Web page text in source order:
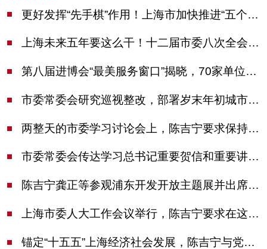
更好发挥“先手棋”作用！上海市加快推进“五个中心”建设领导小组会议举行
上海未来五年要这么干！十二届市委八次全会审议通过上海“十五五”规划建议
第八届进博会“最美服务窗口”揭晓，70家单位诠释“上海服务”温度
市委常委会研究巡视整改，部署岁末年初城市安全工作
两整天的市委学习讨论会上，陈吉宁要求保持战略定力始终坚定信心善于科学应对
市委常委会传达学习总书记重要贺信和重要讲话精神，研究党建引领物业治理等工作
陈吉宁龚正等参观浦东开发开放主题展并出席座谈会
上海市委人大工作会议举行，陈吉宁要求在这些方面更加奋发有为
锚定“十五五”上海经济社会发展，陈吉宁与党外人士专题协商座谈